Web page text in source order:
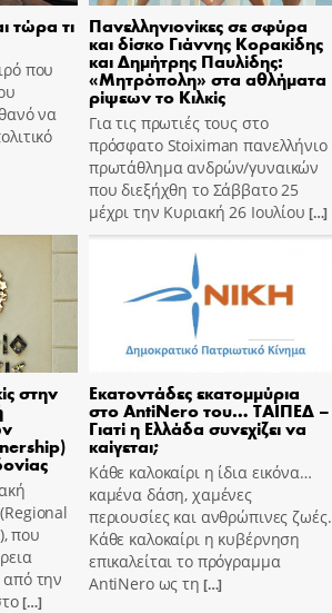
τώρα τι
που
να
Πανελληνιονίκες σε σφύρα
και δίσκο Γιάννης Κορακίδης
και Δημήτρης Παυλίδης:
«Μητρόπολη» στα αθλήματα
ρίψεων το Κιλκίς
Για τις πρωτιές τους στο
πρόσφατο Stoiximan πανελλήνιο
πρωτάθλημα ανδρών/γυναικών
που διεξήχθη το Σάββατο 25
μέχρι την Κυριακή 26 Ιουλίου […]
στην
που
από την
[…]
Εκατοντάδες εκατομμύρια
στο AntiNero του… ΤΑΙΠΕΔ –
Γιατί η Ελλάδα συνεχίζει να
καίγεται;
Κάθε καλοκαίρι η ίδια εικόνα…
καμένα δάση, χαμένες
περιουσίες και ανθρώπινες ζωές.
Κάθε καλοκαίρι η κυβέρνηση
επικαλείται το πρόγραμμα
AntiNero ως τη […]